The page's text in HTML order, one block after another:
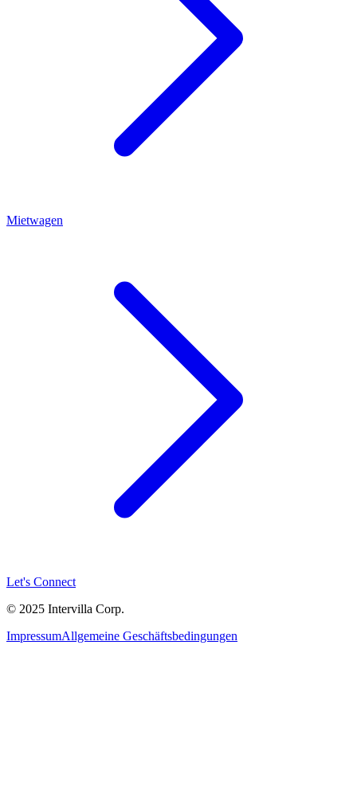
Mietwagen
Let's Connect
© 2025 Intervilla Corp.
ImpressumAllgemeine Geschäftsbedingungen